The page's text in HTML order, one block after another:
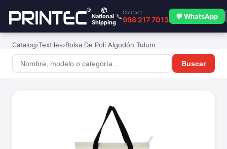
📦
National
Shipping
📞
Contact
998 217 7013 💬 WhatsApp
Catalog›Textiles›Bolsa De Poli Algodón Tulum
Buscar